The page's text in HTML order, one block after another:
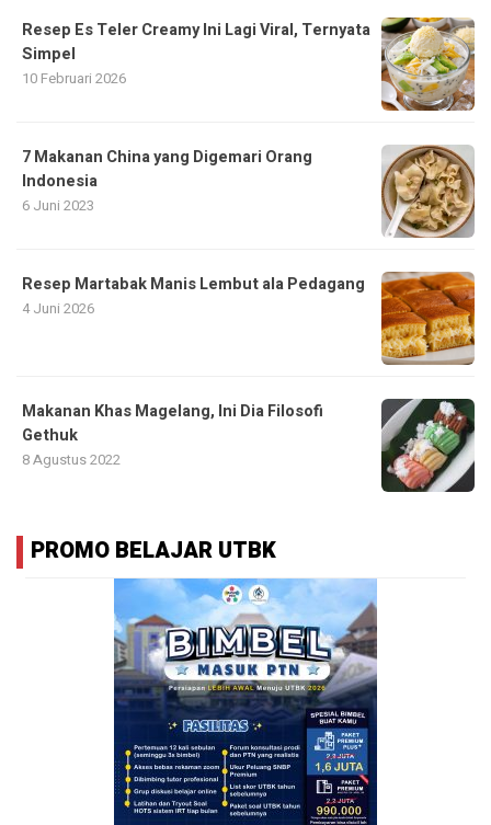
Resep Es Teler Creamy Ini Lagi Viral, Ternyata
Simpel
10 Februari 2026
7 Makanan China yang Digemari Orang
Indonesia
6 Juni 2023
Resep Martabak Manis Lembut ala Pedagang
4 Juni 2026
Makanan Khas Magelang, Ini Dia Filosofi
Gethuk
8 Agustus 2022
PROMO BELAJAR UTBK